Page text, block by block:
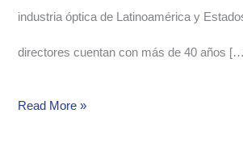
industria óptica de Latinoamérica y
directores cuentan con más de 40 años
Read More »